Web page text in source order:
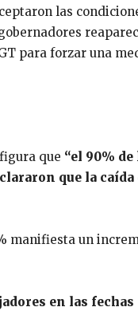
las
para forzar una
que “el 90% de
que la caída
manifiesta un
en las fechas